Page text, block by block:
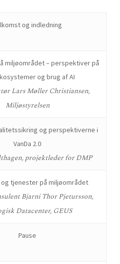
og indledning
miljøområdet – perspektiver på
og brug af AI
Lars Møller Christiansen,
Miljøstyrelsen
og perspektiverne i
VanDa 2.0
projektleder for DMP
og tjenester på miljøområdet
Bjarni Thor Pjetursson,
Datacenter, GEUS
Pause